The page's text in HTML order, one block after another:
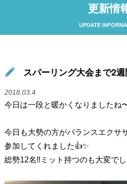
更新情
UPDATE
スパーリング大会まで2週
2018.03.4
今日は一段と暖かくなりましたね
今日も大勢の方がバランスエクサ
参加してくれました👍✨
総勢12名‼ミット持つのも大変で